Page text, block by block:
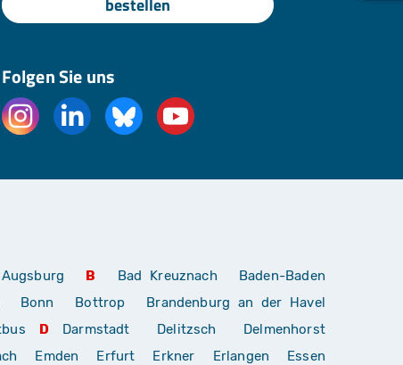
Folgen Sie uns
Augsburg B Bad Kreuznach
Baden-Baden
Bonn Bottrop
Brandenburg an der Havel
D Darmstadt Delitzsch
Delmenhorst
Emden Erfurt Erkner Erlangen
Essen